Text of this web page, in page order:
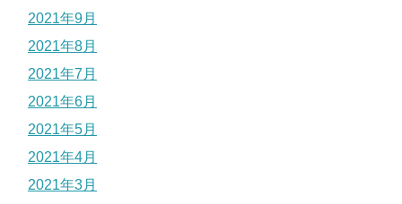
2021年9月
2021年8月
2021年7月
2021年6月
2021年5月
2021年4月
2021年3月